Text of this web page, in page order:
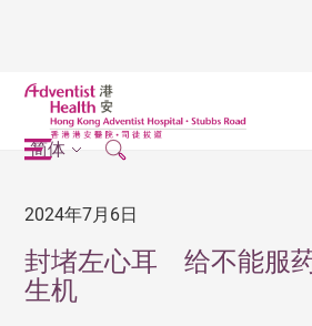
简体
2024年7月6日
封堵左心耳 给不能服
生机